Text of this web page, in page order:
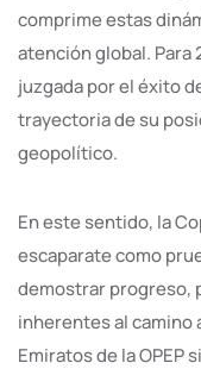
comprime estas
atención global. Para
juzgada por el éxito
trayectoria de su
geopolítico.
En este sentido, la
escaparate como
demostrar progreso,
inherentes al camino
Emiratos de la OPEP